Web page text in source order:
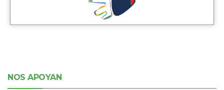
NOS APOYAN